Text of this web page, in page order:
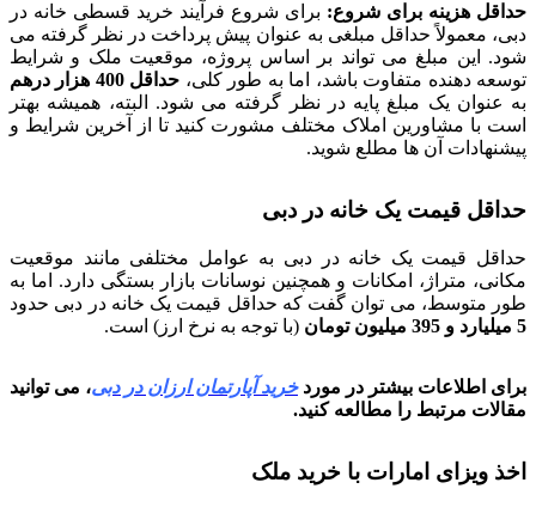
حداقل هزینه برای شروع: برای شروع فرآیند خرید قسطی خانه در
دبی، معمولاً حداقل مبلغی به عنوان پیش پرداخت در نظر گرفته می
شود. این مبلغ می تواند بر اساس پروژه، موقعیت ملک و شرایط
توسعه دهنده متفاوت باشد، اما به طور کلی، حداقل 400 هزار درهم
به عنوان یک مبلغ پایه در نظر گرفته می شود. البته، همیشه بهتر
است با مشاورین املاک مختلف مشورت کنید تا از آخرین شرایط و
پیشنهادات آن ها مطلع شوید.
حداقل قیمت یک خانه در دبی
حداقل قیمت یک خانه در دبی به عوامل مختلفی مانند موقعیت
مکانی، متراژ، امکانات و همچنین نوسانات بازار بستگی دارد. اما به
طور متوسط، می توان گفت که حداقل قیمت یک خانه در دبی حدود
5 میلیارد و 395 میلیون تومان (با توجه به نرخ ارز) است.
برای اطلاعات بیشتر در موردخرید آپارتمان ارزان در دبی، می توانید
مقالات مرتبط را مطالعه کنید.
اخذ ویزای امارات با خرید ملک